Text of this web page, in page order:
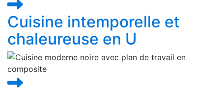
Cuisine intemporelle et
chaleureuse en U